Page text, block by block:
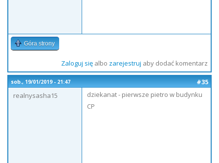
Góra strony
Zaloguj sięalbo zarejestruj aby dodać komentarz
sob., 19/01/2019 - 21:47
#35
realnysasha15
dziekanat - pierwsze pietro w budynku
CP